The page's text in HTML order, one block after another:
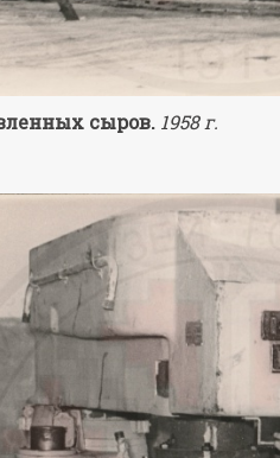
сыров. 1958 г.